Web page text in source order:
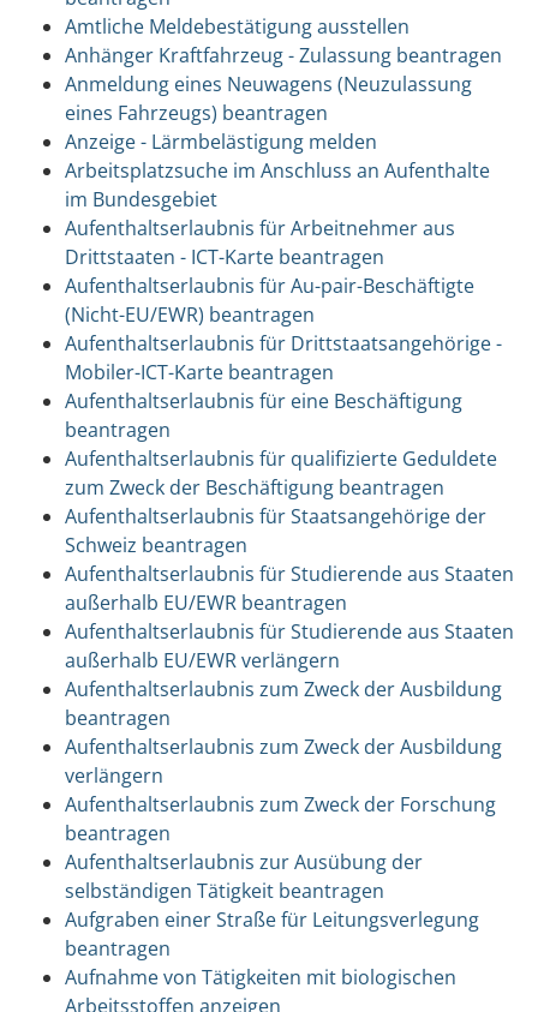
Amtliche Meldebestätigung ausstellen
Anhänger Kraftfahrzeug - Zulassung beantragen
Anmeldung eines Neuwagens (Neuzulassung
eines Fahrzeugs) beantragen
Anzeige - Lärmbelästigung melden
Arbeitsplatzsuche im Anschluss an Aufenthalte
im Bundesgebiet
Aufenthaltserlaubnis für Arbeitnehmer aus
Drittstaaten - ICT-Karte beantragen
Aufenthaltserlaubnis für Au-pair-Beschäftigte
(Nicht-EU/EWR) beantragen
Aufenthaltserlaubnis für Drittstaatsangehörige -
Mobiler-ICT-Karte beantragen
Aufenthaltserlaubnis für eine Beschäftigung
beantragen
Aufenthaltserlaubnis für qualifizierte Geduldete
zum Zweck der Beschäftigung beantragen
Aufenthaltserlaubnis für Staatsangehörige der
Schweiz beantragen
Aufenthaltserlaubnis für Studierende aus Staaten
außerhalb EU/EWR beantragen
Aufenthaltserlaubnis für Studierende aus Staaten
außerhalb EU/EWR verlängern
Aufenthaltserlaubnis zum Zweck der Ausbildung
beantragen
Aufenthaltserlaubnis zum Zweck der Ausbildung
verlängern
Aufenthaltserlaubnis zum Zweck der Forschung
beantragen
Aufenthaltserlaubnis zur Ausübung der
selbständigen Tätigkeit beantragen
Aufgraben einer Straße für Leitungsverlegung
beantragen
Aufnahme von Tätigkeiten mit biologischen
Arbeitsstoffen anzeigen